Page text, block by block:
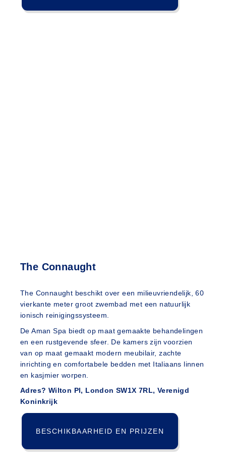
The Connaught
The Connaught beschikt over een milieuvriendelijk, 60
vierkante meter groot zwembad met een natuurlijk
ionisch reinigingssysteem.
De Aman Spa biedt op maat gemaakte behandelingen
en een rustgevende sfeer. De kamers zijn voorzien
van op maat gemaakt modern meubilair, zachte
inrichting en comfortabele bedden met Italiaans linnen
en kasjmier worpen.
Adres? Wilton Pl, London SW1X 7RL, Verenigd
Koninkrijk
BESCHIKBAARHEID EN PRIJZEN